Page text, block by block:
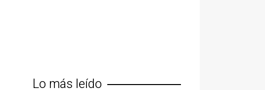
Lo más leído